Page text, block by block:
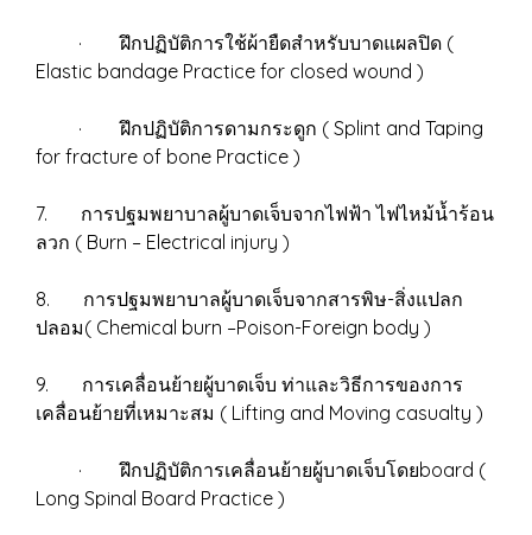
· ฝึกปฏิบัติการใช้ผ้ายืดสำหรับบาดแผลปิด (
Elastic bandage Practice for closed wound )
· ฝึกปฏิบัติการดามกระดูก ( Splint and Taping
for fracture of bone Practice )
7. การปฐมพยาบาลผู้บาดเจ็บจากไฟฟ้า ไฟไหม้น้ำร้อน
ลวก ( Burn – Electrical injury )
8. การปฐมพยาบาลผู้บาดเจ็บจากสารพิษ-สิ่งแปลก
ปลอม( Chemical burn –Poison-Foreign body )
9. การเคลื่อนย้ายผู้บาดเจ็บ ท่าและวิธีการของการ
เคลื่อนย้ายที่เหมาะสม ( Lifting and Moving casualty )
· ฝึกปฏิบัติการเคลื่อนย้ายผู้บาดเจ็บโดยboard (
Long Spinal Board Practice )